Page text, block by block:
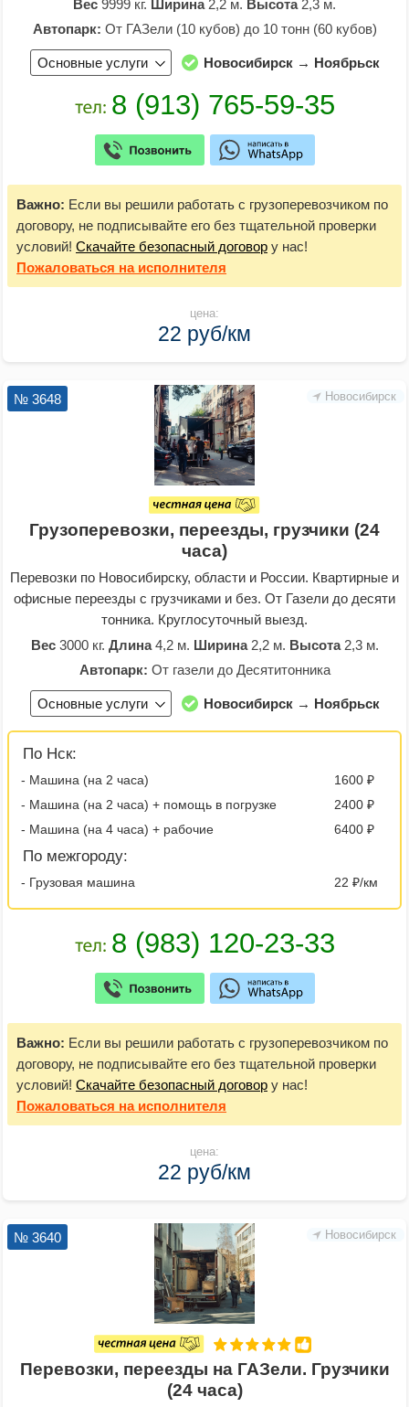
Вес 9999 кг. Ширина2,2 м. Высота2,3 м.
Автопарк: От ГАЗели (10 кубов) до 10 тонн (60 кубов)
Основные услуги Новосибирск → Ноябрьск
Важно: Если вы решили работать с грузоперевозчиком по
договору, не подписывайте его без тщательной проверки
условий! Скачайте безопасный договор у нас!
Пожаловаться на исполнителя
цена:
22 руб/км
Новосибирск
№ 3648
Грузоперевозки, переезды, грузчики (24
часа)
Перевозки по Новосибирску, области и России. Квартирные и
офисные переезды с грузчиками и без. От Газели до десяти
тонника. Круглосуточный выезд.
Вес3000 кг. Длина4,2 м. Ширина2,2 м. Высота2,3 м.
Автопарк: От газели до Десятитонника
Основные услуги Новосибирск → Ноябрьск
По Нск:
- Машина (на 2 часа)
1600 ₽
- Машина (на 2 часа) + помощь в погрузке
2400 ₽
- Машина (на 4 часа) + рабочие
6400 ₽
По межгороду:
- Грузовая машина 22 ₽/км
Важно: Если вы решили работать с грузоперевозчиком по
договору, не подписывайте его без тщательной проверки
условий! Скачайте безопасный договор у нас!
Пожаловаться на исполнителя
цена:
22 руб/км
Новосибирск
№ 3640
Перевозки, переезды на ГАЗели. Грузчики
(24 часа)